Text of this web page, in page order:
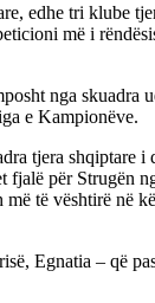
edhe tri klube
më i
nga skuadra
e Kampionëve.
tjera shqiptare i
fjalë për Strugën
të vështirë në
Egnatia – që